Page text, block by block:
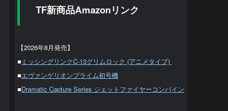
TF新商品Amazonリンク
【2026年8月発売】
■ ミッシングリンクC-13グリムロック (アニメタイプ)
■エヴァンゲリオンプライム初号機
■Dramatic Capture Series ジェットファイヤーコンバイン